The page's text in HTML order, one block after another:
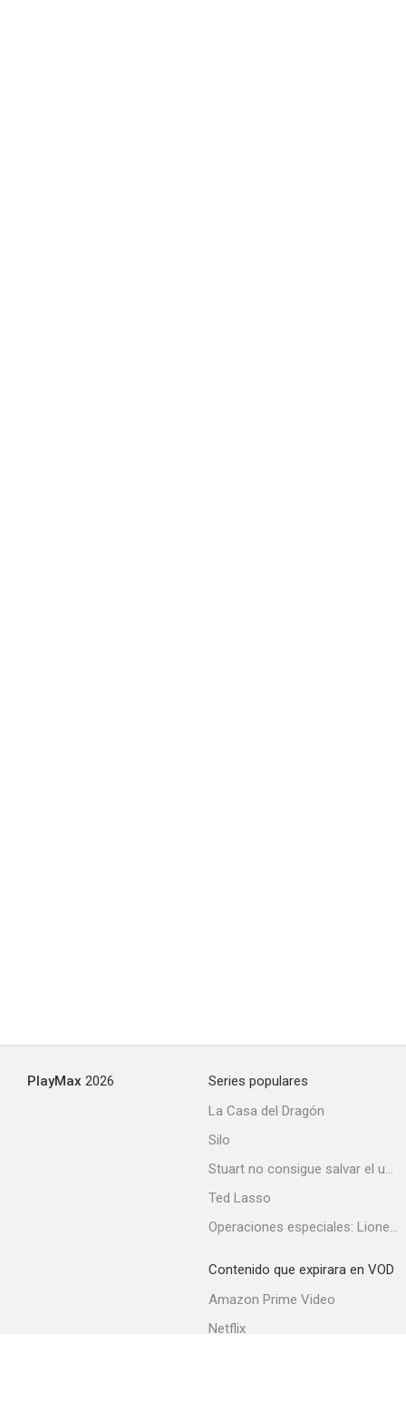
PlayMax 2026
Series populares
La Casa del Dragón
Silo
Stuart no consigue salvar el universo
Ted Lasso
Operaciones especiales: Lioness
Contenido que expirara en VOD
Amazon Prime Video
Netflix